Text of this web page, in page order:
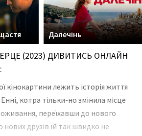
Далечінь
(2023) ДИВИТИСЬ ОНЛАЙН
кінокартини лежить історія життя
котра тільки-но змінила місце
переїхавши до нового
нових друзів їй так швидко не